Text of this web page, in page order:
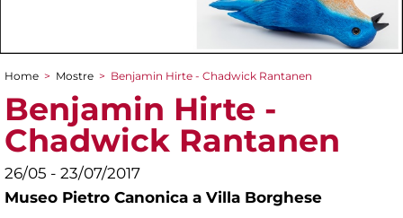
Tu sei qui
Home > Mostre > Benjamin Hirte - Chadwick Rantanen
Benjamin Hirte -
Chadwick Rantanen
26/05 - 23/07/2017
Museo Pietro Canonica a Villa Borghese